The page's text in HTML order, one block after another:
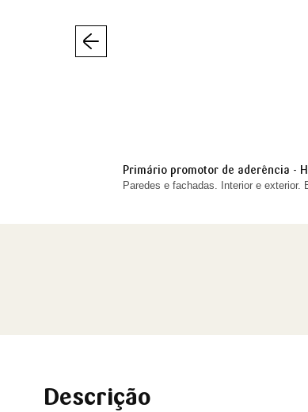
Primário promotor de aderência -
Paredes e fachadas. Interior e exterior.
Descrição